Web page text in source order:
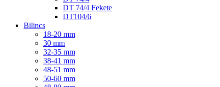
DT 74/4 Fekete
DT104/6
Bilincs
18-20 mm
30 mm
32-35 mm
38-41 mm
48-51 mm
50-60 mm